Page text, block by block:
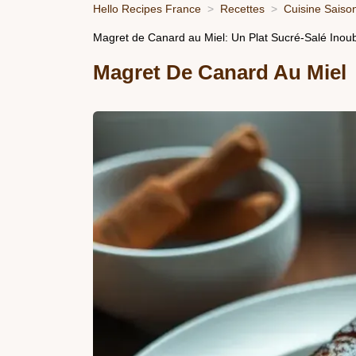
Hello Recipes France Recettes Cuisine
Magret de Canard au Miel: Un Plat Sucré-Salé
Magret De Canard Au Miel